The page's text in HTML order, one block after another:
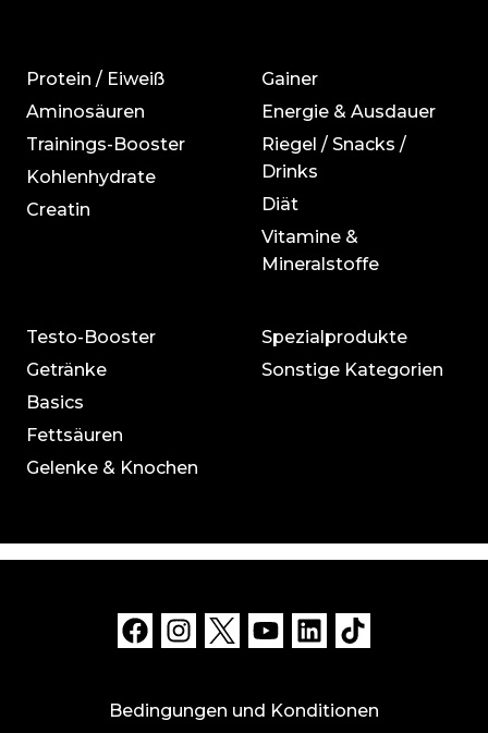
Protein / Eiweiß
Aminosäuren
Trainings-Booster
Kohlenhydrate
Creatin
Gainer
Energie & Ausdauer
Riegel / Snacks /
Drinks
Diät
Vitamine &
Mineralstoffe
Testo-Booster
Getränke
Basics
Fettsäuren
Gelenke & Knochen
Spezialprodukte
Sonstige Kategorien
Bedingungen und Konditionen